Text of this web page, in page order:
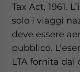
Tax Act, 1961.
solo i viaggi
deve essere
pubblico.
LTA fornita dal